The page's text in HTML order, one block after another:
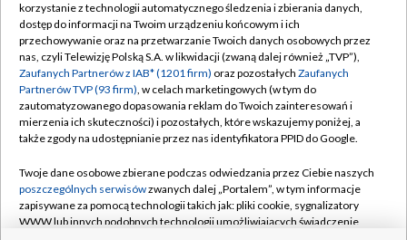
TVP
Abonament TVP
Emisja w TVP
Centrum informacji TVP
Naziemna Telewizja Cyfrowa
Rada Programowa
System NOS
Regulamin TVP
Polityka prywatności
Moje zgody
Pomoc
Kontakt
korzystanie z technologii automatycznego śledzenia i zbierania danych,
dostęp do informacji na Twoim urządzeniu końcowym i ich
przechowywanie oraz na przetwarzanie Twoich danych osobowych przez
nas, czyli Telewizję Polską S.A. w likwidacji (zwaną dalej również „TVP”),
Zaufanych Partnerów z IAB* (1201 firm) oraz pozostałych Zaufanych
Partnerów TVP (93 firm), w celach marketingowych (w tym do
zautomatyzowanego dopasowania reklam do Twoich zainteresowań i
mierzenia ich skuteczności) i pozostałych, które wskazujemy poniżej, a
także zgody na udostępnianie przez nas identyfikatora PPID do Google.
Twoje dane osobowe zbierane podczas odwiedzania przez Ciebie naszych
poszczególnych serwisówzwanych dalej „Portalem”, w tym informacje
zapisywane za pomocą technologii takich jak: pliki cookie, sygnalizatory
WWW lub innych podobnych technologii umożliwiających świadczenie